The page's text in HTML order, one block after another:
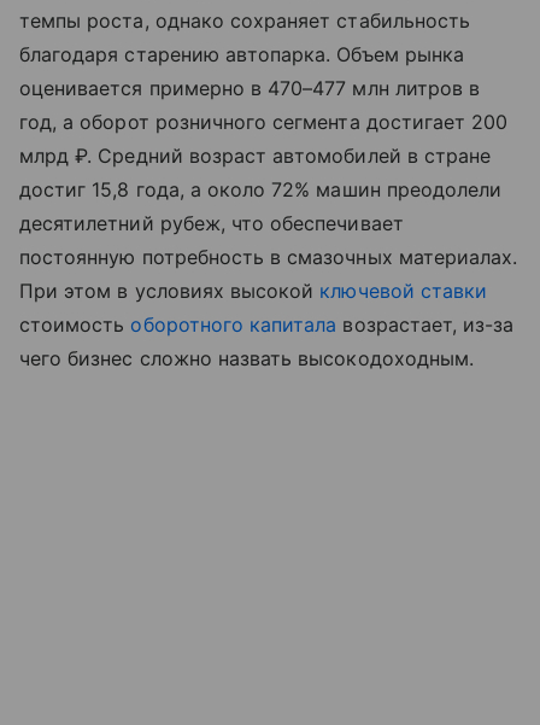
темпы роста, однако сохраняет стабильность
благодаря старению автопарка. Объем рынка
оценивается примерно в 470–477 млн литров в
год, а оборот розничного сегмента достигает 200
млрд ₽. Средний возраст автомобилей в стране
достиг 15,8 года, а около 72% машин преодолели
десятилетний рубеж, что обеспечивает
постоянную потребность в смазочных материалах.
При этом в условиях высокой ключевой ставки
стоимость оборотного капитала возрастает, из-за
чего бизнес сложно назвать высокодоходным.